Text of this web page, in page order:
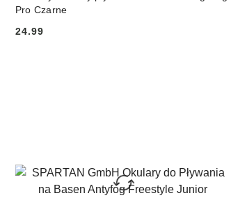
Pro Czarne
Cena:
24.99